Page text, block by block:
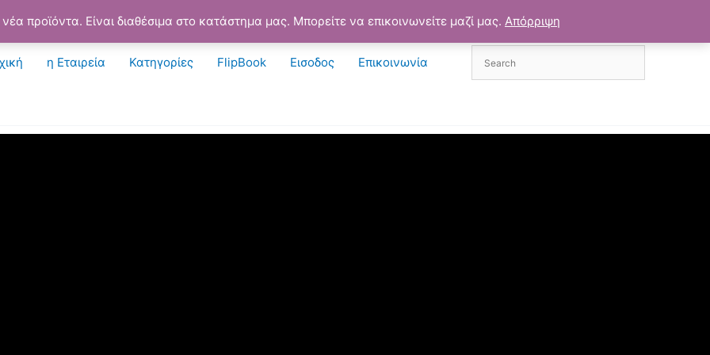
προϊόντα. Είναι διαθέσιμα στο κατάστημα μας. Μπορείτε να επικοινωνείτε μαζί μας. Απόρριψη
η Εταιρεία Κατηγορίες FlipBook Εισοδος Επικοινωνία